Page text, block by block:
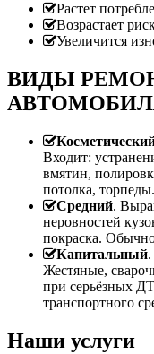
Растет
Возрастает
Увеличится
ВИДЫ
Входит:
вмятин,
потолка,
Средний.
неровностей
покраска.
Капитальный
Жестяные,
при серьёзных
транспортного
Наши услуги